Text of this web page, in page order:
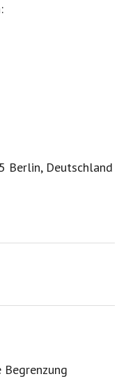
Berlin, Deutschland
Begrenzung